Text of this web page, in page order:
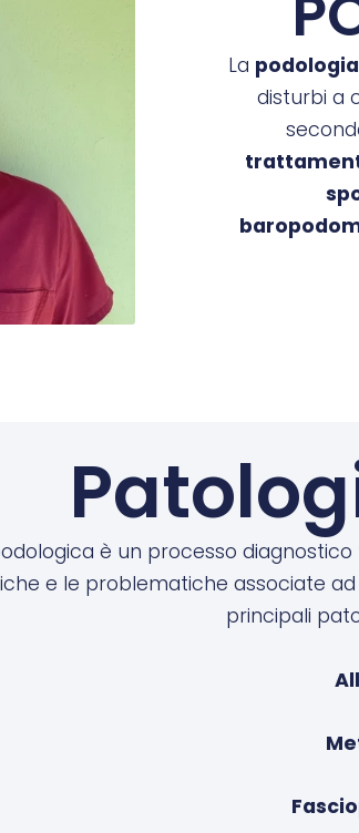
La podologia
disturbi a
è un processo
e le problematiche associate
principali